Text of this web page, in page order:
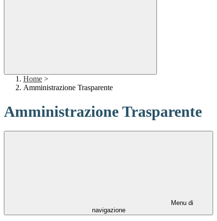
Home >
Amministrazione Trasparente
Amministrazione Trasparente
Menu di
navigazione